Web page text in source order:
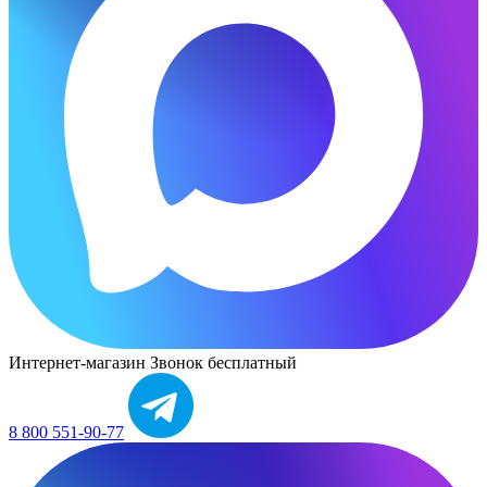
Интернет-магазин Звонок бесплатный
8 800 551-90-77